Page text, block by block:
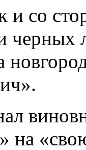
и со
черных
на